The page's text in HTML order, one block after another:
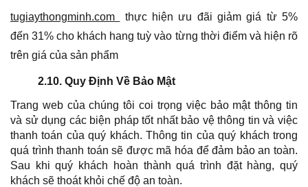
tugiaythongminh.com
thực hiện ưu đãi giảm giá từ 5%
đến 31% cho khách hang tuỳ vào từng thời điểm và hiện rõ
trên giá của sản phẩm
2.10. Quy Định Về Bảo Mật
Trang web của chúng tôi coi trọng việc bảo mật thông tin
và sử dụng các biện pháp tốt nhất bảo vệ thông tin và việc
thanh toán của quý khách. Thông tin của quý khách trong
quá trình thanh toán sẽ được mã hóa để đảm bảo an toàn.
Sau khi quý khách hoàn thành quá trình đặt hàng, quý
khách sẽ thoát khỏi chế độ an toàn.